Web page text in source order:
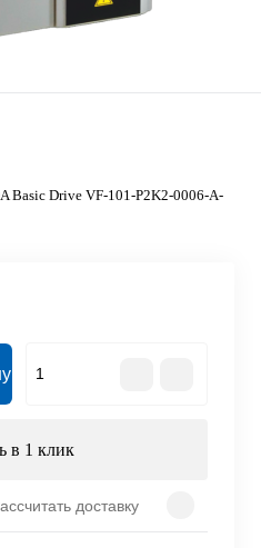
Basic Drive VF-101-P2K2-0006-A-
в 1 клик
доставку